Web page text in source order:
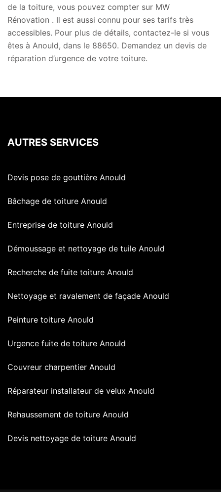
de la toiture, vous pouvez compter sur MW
Rénovation . Il est aussi connu pour ses tarifs très
accessibles. Pour plus de détails, contactez-le si vous
êtes à Anould, dans le 88650. Demandez un devis de
réparation d’urgence de votre toiture.
AUTRES SERVICES
Devis pose de gouttière Anould
Bâchage de toiture Anould
Entreprise de toiture Anould
Démoussage et nettoyage de tuile Anould
Recherche de fuite toiture Anould
Nettoyage et ravalement de façade Anould
Peinture toiture Anould
Urgence fuite de toiture Anould
Couvreur charpentier Anould
Réparateur installateur de velux Anould
Rehaussement de toiture Anould
Devis nettoyage de toiture Anould